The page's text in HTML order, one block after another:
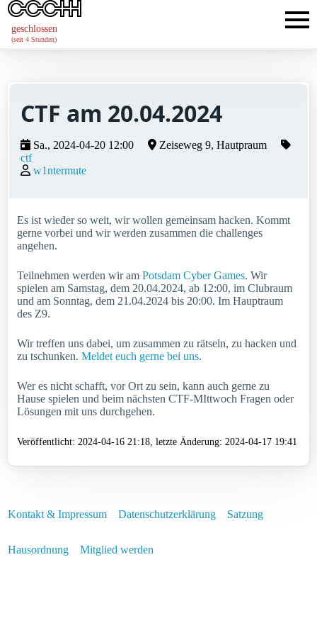
geschlossen
(seit 4 Stunden)
CTF am 20.04.2024
Sa., 2024-04-20 12:00
Zeiseweg 9, Hautpraum
ctf
w1ntermute
Es ist wieder so weit, wir wollen gemeinsam hacken. Kommt
gerne vorbei und wir werden zusammen die challenges
angehen.
Teilnehmen werden wir amPotsdam Cyber Games. Wir
spielen am Samstag, dem 20.04.2024, ab 12:00, im Clubraum
und am Sonntag, dem 21.04.2024 bis 20:00. Im Hauptraum
des Z9.
Wir treffen uns dabei, um zusammen zu rätseln, zu hacken und
zu tschunken.Meldet euch gerne bei uns.
Wer es nicht schafft, vor Ort zu sein, kann auch gerne zu
Hause spielen und beim nächsten CTF-MIttwoch Fragen oder
Lösungen mit uns durchgehen.
Veröffentlicht: 2024-04-16 21:18 letzte Änderung: 2024-04-17 19:41
Kontakt & Impressum Datenschutzerklärung Satzung
Hausordnung Mitglied werden